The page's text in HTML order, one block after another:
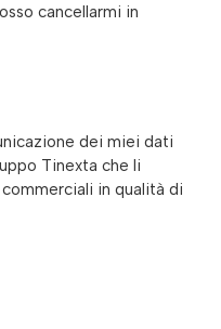
cancellarmi in
dei miei dati
Tinexta che li
in qualità di